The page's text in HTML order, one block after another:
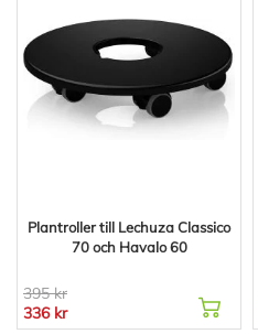
Plantroller till Lechuza Classico
70 och Havalo 60
395 kr
336 kr